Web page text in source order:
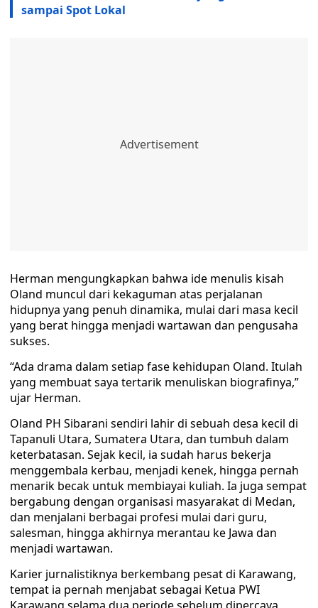
sampai Spot Lokal
Herman mengungkapkan bahwa ide menulis kisah
Oland muncul dari kekaguman atas perjalanan
hidupnya yang penuh dinamika, mulai dari masa kecil
yang berat hingga menjadi wartawan dan pengusaha
sukses.
“Ada drama dalam setiap fase kehidupan Oland. Itulah
yang membuat saya tertarik menuliskan biografinya,”
ujar Herman.
Oland PH Sibarani sendiri lahir di sebuah desa kecil di
Tapanuli Utara, Sumatera Utara, dan tumbuh dalam
keterbatasan. Sejak kecil, ia sudah harus bekerja
menggembala kerbau, menjadi kenek, hingga pernah
menarik becak untuk membiayai kuliah. Ia juga sempat
bergabung dengan organisasi masyarakat di Medan,
dan menjalani berbagai profesi mulai dari guru,
salesman, hingga akhirnya merantau ke Jawa dan
menjadi wartawan.
Karier jurnalistiknya berkembang pesat di Karawang,
tempat ia pernah menjabat sebagai Ketua PWI